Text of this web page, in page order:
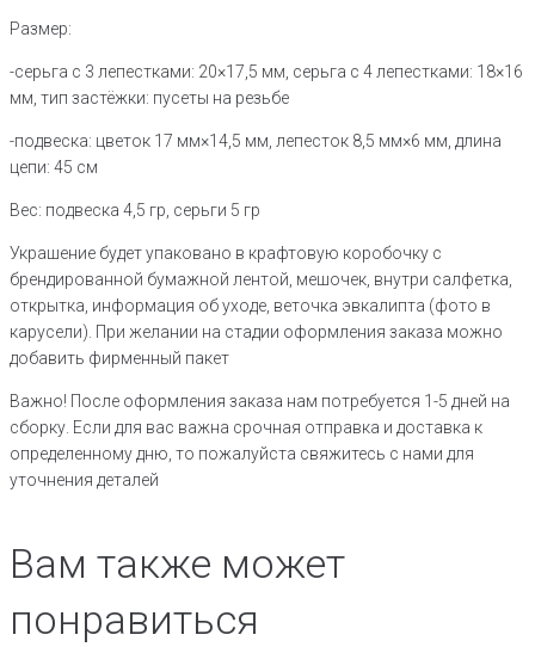
Размер:
-серьга с 3 лепестками: 20×17,5 мм, серьга с 4 лепестками: 18×16
мм, тип застёжки: пусеты на резьбе
-подвеска: цветок 17 мм×14,5 мм, лепесток 8,5 мм×6 мм, длина
цепи: 45 см
Вес: подвеска 4,5 гр, серьги 5 гр
Украшение будет упаковано в крафтовую коробочку с
брендированной бумажной лентой, мешочек, внутри салфетка,
открытка, информация об уходе, веточка эвкалипта (фото в
карусели). При желании на стадии оформления заказа можно
добавить фирменный пакет
Важно! После оформления заказа нам потребуется 1-5 дней на
сборку. Если для вас важна срочная отправка и доставка к
определенному дню, то пожалуйста свяжитесь с нами для
уточнения деталей
Вам также может
понравиться